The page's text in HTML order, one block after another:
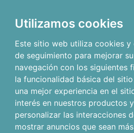
Utilizamos cookies
Este sitio web utiliza cookies
de seguimiento para mejorar
navegación con los siguientes
la funcionalidad básica del
una mejor experiencia en el
interés en nuestros productos
personalizar las interacciones
mostrar anuncios que sean